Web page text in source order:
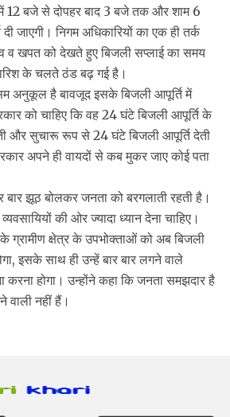
बजे से दोपहर बाद 3 बजे तक और शाम 6
जाएगी। निगम अधिकारियों का एक ही तर्क
व खपत को देखते हुए बिजली सप्लाई का समय
के चलते ठंड बढ़ गई है।
अनुकूल है बावजूद इसके बिजली आपूर्ति में
को चाहिए कि वह 24 घंटे बिजली आपूर्ति के
और सुचारू रूप से 24 घंटे बिजली आपूर्ति देती
अपने ही वायदों से कब मुकर जाए कोई पता
झूठ बोलकर जनता को बरगलाती रहती है।
की ओर ज्यादा ध्यान देना चाहिए।
के ग्रामीण क्षेत्र के उपभोक्ताओं को अब बिजली
इसके साथ ही उन्हें बार बार लगने वाले
करना होगा। उन्होंने कहा कि जनता समझदार है
वाली नहीं हैं।